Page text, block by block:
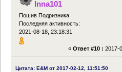
Inna101
Пошив Подризника
Последняя активность:
2021-08-18, 23:18:31
« Ответ #10 : 2017-
Цитата: E&M от 2017-02-12, 11:51:50